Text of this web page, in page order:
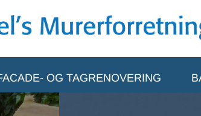
OG TAGRENOVERING